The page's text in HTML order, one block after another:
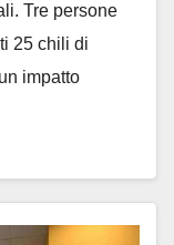
Tre persone
25 chili di
impatto